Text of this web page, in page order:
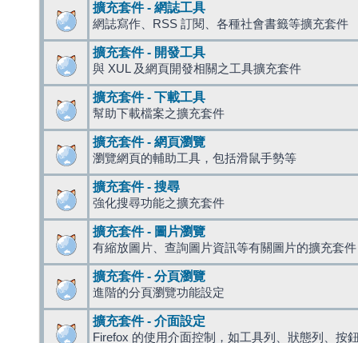
擴充套件 - 網誌工具
網誌寫作、RSS 訂閱、各種社會書籤等擴充套件
擴充套件 - 開發工具
與 XUL 及網頁開發相關之工具擴充套件
擴充套件 - 下載工具
幫助下載檔案之擴充套件
擴充套件 - 網頁瀏覽
瀏覽網頁的輔助工具，包括滑鼠手勢等
擴充套件 - 搜尋
強化搜尋功能之擴充套件
擴充套件 - 圖片瀏覽
有縮放圖片、查詢圖片資訊等有關圖片的擴充套件
擴充套件 - 分頁瀏覽
進階的分頁瀏覽功能設定
擴充套件 - 介面設定
Firefox 的使用介面控制，如工具列、狀態列、按